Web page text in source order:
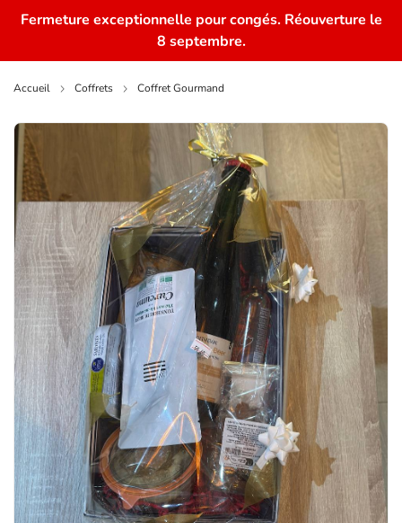
Fermeture exceptionnelle pour congés. Réouverture le
8 septembre.
Accueil Coffrets Coffret Gourmand